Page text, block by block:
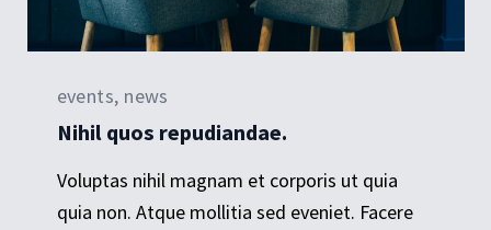
events, news
Nihil quos repudiandae.
Voluptas nihil magnam et corporis ut quia
quia non. Atque mollitia sed eveniet. Facere